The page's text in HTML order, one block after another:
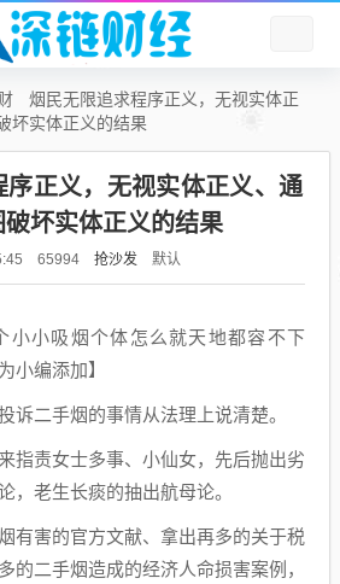
烟民无限追求程序正义，无视实体正
坏实体正义的结果
序正义，无视实体正义、通
坏实体正义的结果
65994 抢沙发 默认
小小吸烟个体怎么就天地都容不下
小编添加】
诉二手烟的事情从法理上说清楚。
指责女士多事、小仙女，先后抛出劣
，老生长痰的抽出航母论。
有害的官方文献、拿出再多的关于税
的二手烟造成的经济人命损害案例，